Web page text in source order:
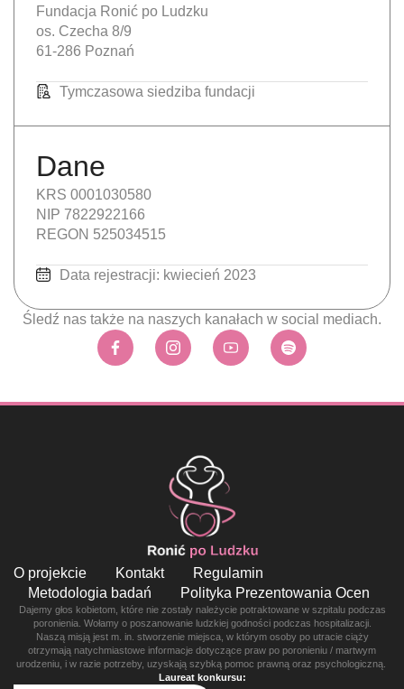
Fundacja Ronić po Ludzku
os. Czecha 8/9
61-286 Poznań
Tymczasowa siedziba fundacji
Dane
KRS 0001030580
NIP 7822922166
REGON 525034515
Data rejestracji: kwiecień 2023
Śledź nas także na naszych kanałach w social mediach.
O projekcie Kontakt
Regulamin
Metodologia badań
Polityka Prezentowania Ocen
Dajemy głos kobietom, które nie zostały należycie potraktowane w szpitalu podczas
poronienia. Wołamy o poszanowanie ludzkiej godności podczas hospitalizacji.
Naszą misją jest m. in. stworzenie miejsca, w którym osoby po utracie ciąży
otrzymają natychmiastowe informacje dotyczące praw po poronieniu / martwym
urodzeniu, i w razie potrzeby, uzyskają szybką pomoc prawną oraz psychologiczną.
Laureat konkursu: